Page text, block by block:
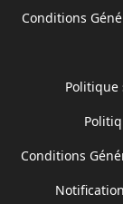
Conditions
Politique
Conditions